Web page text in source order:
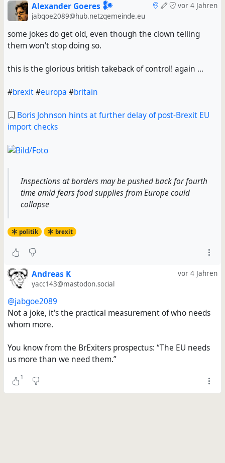
vor 4 Jahren
Alexander Goeres 𒀯
jabgoe2089@hub.netzgemeinde.eu
some jokes do get old, even though the clown telling
them won't stop doing so.
this is the glorious british takeback of control! again ...
#brexit#europa #britain
Boris Johnson hints at further delay of post-Brexit EU
import checks
Inspections at borders may be pushed back for fourth
time amid fears food supplies from Europe could
collapse
politik brexit
vor 4 Jahren
Andreas K
yacc143@mastodon.social
@jabgoe2089
Not a joke, it's the practical measurement of who needs
whom more.
You know from the BrExiters prospectus: “The EU needs
us more than we need them.”
1